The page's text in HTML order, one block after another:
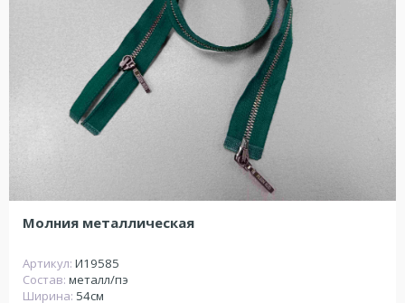
Молния металлическая
Артикул: И19585
Состав: металл/пэ
Ширина: 54см